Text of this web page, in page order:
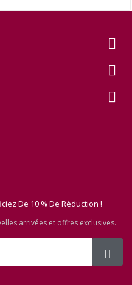



De 10 % De Réduction !
arrivées et offres exclusives.